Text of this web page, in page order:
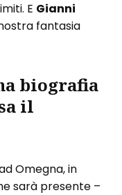
E Gianni
fantasia
biografia
il
Omegna, in
sarà presente –